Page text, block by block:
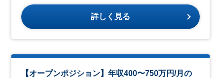
詳しく見る
【オープンポジション】年収400〜750万円/月の